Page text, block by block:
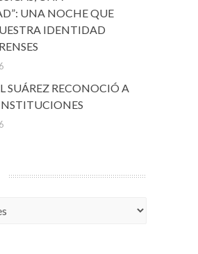
UNA NOCHE QUE
IDENTIDAD
SUÁREZ RECONOCIÓ A